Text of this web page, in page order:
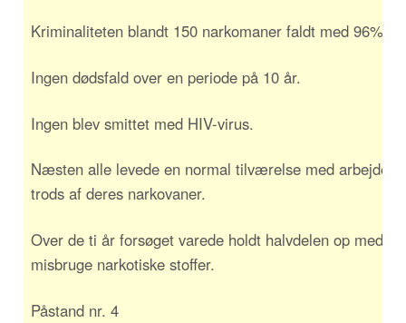
Kriminaliteten blandt 150 narkomaner faldt med 96%
Ingen dødsfald over en periode på 10 år.
Ingen blev smittet med HIV-virus.
Næsten alle levede en normal tilværelse med arbejde
trods af deres narkovaner.
Over de ti år forsøget varede holdt halvdelen op med at
misbruge narkotiske stoffer.
Påstand nr. 4